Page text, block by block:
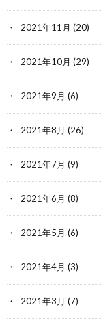
2021年11月 (20)
2021年10月 (29)
2021年9月 (6)
2021年8月 (26)
2021年7月 (9)
2021年6月 (8)
2021年5月 (6)
2021年4月 (3)
2021年3月 (7)